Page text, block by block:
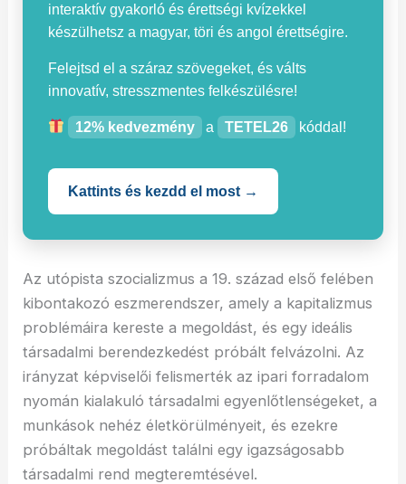
interaktív gyakorló és érettségi kvízekkel
készülhetsz a magyar, töri és angol érettségire.
Felejtsd el a száraz szövegeket, és válts
innovatív, stresszmentes felkészülésre!
12% kedvezmény a TETEL26 kóddal!
Kattints és kezdd el most →
Az utópista szocializmus a 19. század első felében
kibontakozó eszmerendszer, amely a kapitalizmus
problémáira kereste a megoldást, és egy ideális
társadalmi berendezkedést próbált felvázolni. Az
irányzat képviselői felismerték az ipari forradalom
nyomán kialakuló társadalmi egyenlőtlenségeket, a
munkások nehéz életkörülményeit, és ezekre
próbáltak megoldást találni egy igazságosabb
társadalmi rend megteremtésével.